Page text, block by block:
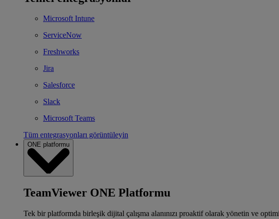
Microsoft Intune
ServiceNow
Freshworks
Jira
Salesforce
Slack
Microsoft Teams
Tüm entegrasyonları görüntüleyin
ONE platformu
TeamViewer ONE Platformu
Tek bir platformda birleşik dijital çalışma alanınızı proaktif olarak yönetin ve